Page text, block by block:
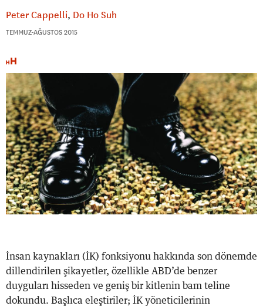
Peter Cappelli Do Ho Suh
TEMMUZ-AĞUSTOS 2015
İnsan kaynakları (İK) fonksiyonu hakkında son dönemde
dillendirilen şikayetler, özellikle ABD’de benzer
duyguları hisseden ve geniş bir kitlenin bam teline
dokundu. Başlıca eleştiriler; İK yöneticilerinin